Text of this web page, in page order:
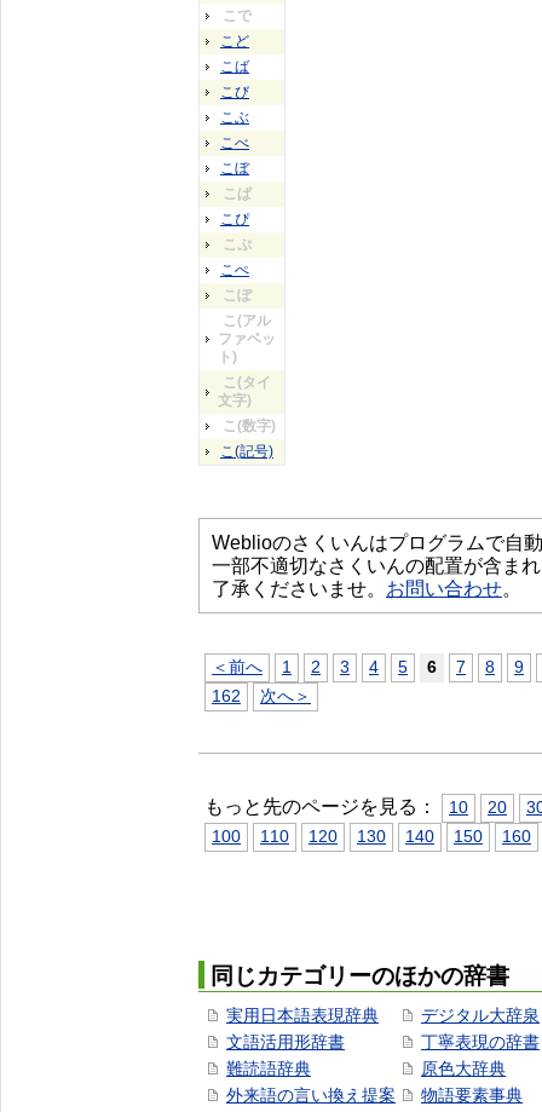
こで
こど
こば
こび
こぶ
こべ
こぼ
こぱ
こぴ
こぷ
こぺ
こぽ
こ(アル
ファベッ
ト)
こ(タイ
文字)
こ(数字)
こ(記号)
Weblioのさくいんはプログラムで自
一部不適切なさくいんの配置が含ま
了承くださいませ。 お問い合わせ。
＜前へ 1 2 3 4 5 6 7 8
9
162
次へ＞
もっと先のページを見る： 10 20
100
110 120 130 140 150 160
同じカテゴリーのほかの辞書
実用日本語表現辞典
文語活用形辞書
難読語辞典
外来語の言い換え提案
デジタル大辞泉
丁寧表現の辞書
原色大辞典
物語要素事典